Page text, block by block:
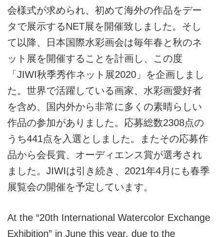
会様式が求められ、初めて海外の作品をデー
タで展示するNET展を開催致しました。そし
て以降、日本国際水彩画会は毎年春と秋のネ
ット展を開催することを計画し、この度
「JIWI秋季秀作ネット展2020」を企画しまし
た。世界で活躍している画家、水彩画愛好者
を含め、国内外から非常に多くの素晴らしい
作品の参加がありました。応募総数2308点の
うち441点を入選としました。またその応募作
品から会長賞、オーディエンス賞が選考され
ました。JIWIは引き続き、2021年4月にも春季
展覧会の開催を予定しています。
At the “20th International Watercolor Exchange
Exhibition” in June this year, due to the